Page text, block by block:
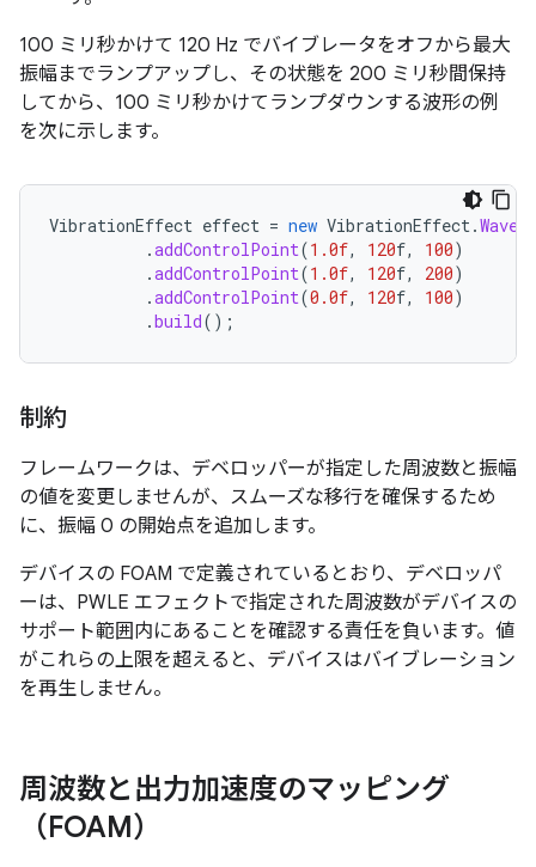
100 ミリ秒かけて 120 Hz でバイブレータをオフから最大
振幅までランプアップし、その状態を 200 ミリ秒間保持
してから、100 ミリ秒かけてランプダウンする波形の例
を次に示します。
VibrationEffect effect = new VibrationEffect.
.addControlPoint(1.0f, 120f, 100)
.addControlPoint(1.0f, 120f, 200)
.addControlPoint(0.0f, 120f, 100)
.build();
制約
フレームワークは、デベロッパーが指定した周波数と振幅
の値を変更しませんが、スムーズな移行を確保するため
に、振幅 0 の開始点を追加します。
デバイスの FOAM で定義されているとおり、デベロッパ
ーは、PWLE エフェクトで指定された周波数がデバイスの
サポート範囲内にあることを確認する責任を負います。値
がこれらの上限を超えると、デバイスはバイブレーション
を再生しません。
周波数と出力加速度のマッピング
（FOAM）